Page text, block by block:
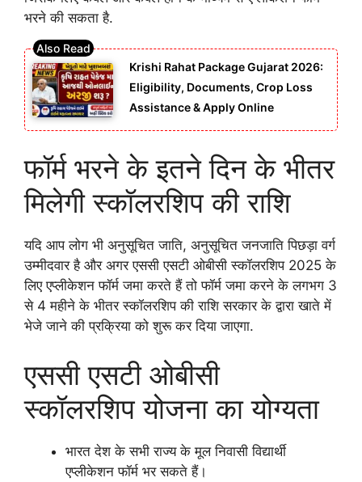
भरने की सकता है.
Krishi Rahat Package Gujarat 2026:
Eligibility, Documents, Crop Loss
Assistance & Apply Online
फॉर्म भरने के इतने दिन के भीतर
मिलेगी स्कॉलरशिप की राशि
यदि आप लोग भी अनुसूचित जाति, अनुसूचित जनजाति पिछड़ा वर्ग
उम्मीदवार है और अगर एससी एसटी ओबीसी स्कॉलरशिप 2025 के
लिए एप्लीकेशन फॉर्म जमा करते हैं तो फॉर्म जमा करने के लगभग 3
से 4 महीने के भीतर स्कॉलरशिप की राशि सरकार के द्वारा खाते में
भेजे जाने की प्रक्रिया को शुरू कर दिया जाएगा.
एससी एसटी ओबीसी
स्कॉलरशिप योजना का योग्यता
भारत देश के सभी राज्य के मूल निवासी विद्यार्थी
एप्लीकेशन फॉर्म भर सकते हैं।